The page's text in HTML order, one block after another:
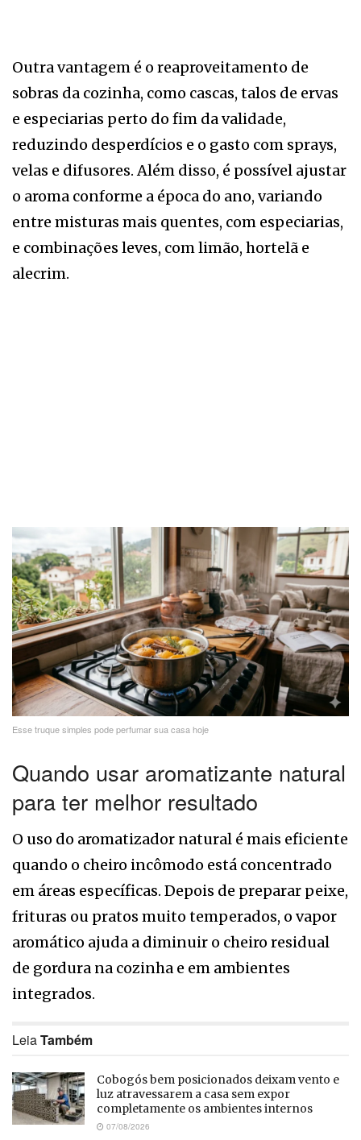
Outra vantagem é o reaproveitamento de
sobras da cozinha, como cascas, talos de ervas
e especiarias perto do fim da validade,
reduzindo desperdícios e o gasto com sprays,
velas e difusores. Além disso, é possível ajustar
o aroma conforme a época do ano, variando
entre misturas mais quentes, com especiarias,
e combinações leves, com limão, hortelã e
alecrim.
Esse truque simples pode perfumar sua casa hoje
Quando usar aromatizante natural
para ter melhor resultado
O uso do aromatizador natural é mais eficiente
quando o cheiro incômodo está concentrado
em áreas específicas. Depois de preparar peixe,
frituras ou pratos muito temperados, o vapor
aromático ajuda a diminuir o cheiro residual
de gordura na cozinha e em ambientes
integrados.
LeiaTambém
Cobogós bem posicionados deixam vento e
luz atravessarem a casa sem expor
completamente os ambientes internos
07/08/2026